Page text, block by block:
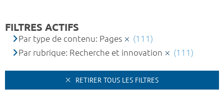
FILTRES ACTIFS
Par type de contenu: Pages
(111)
Par rubrique: Recherche et innovation
(111)
RETIRER TOUS LES FILTRES